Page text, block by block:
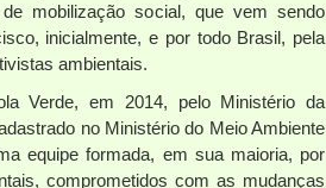
mobilização social, que vem sendo
inicialmente, e por todo Brasil, pela
ambientais.
Verde, em 2014, pelo Ministério da
no Ministério do Meio Ambiente
equipe formada, em sua maioria, por
comprometidos com as mudanças